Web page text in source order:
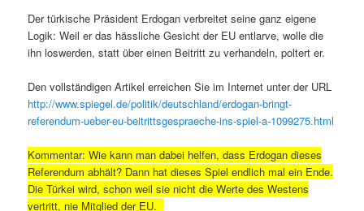
Der türkische Präsident Erdogan verbreitet seine ganz eigene
Logik: Weil er das hässliche Gesicht der EU entlarve, wolle die
ihn loswerden, statt über einen Beitritt zu verhandeln, poltert er.
Den vollständigen Artikel erreichen Sie im Internet unter der URL
http://www.spiegel.de/politik/deutschland/erdogan-bringt-
referendum-ueber-eu-beitrittsgespraeche-ins-spiel-a-1099275.html
Kommentar: Wie kann man dabei helfen, dass Erdogan dieses
Referendum abhält? Dann hat dieses Spiel endlich mal ein Ende.
Die Türkei wird, schon weil sie nicht die Werte des Westens
vertritt, nie Mitglied der EU.